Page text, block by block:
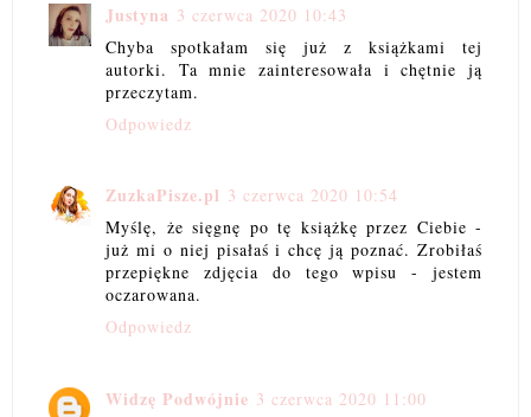
Justyna 3 czerwca 2020 10:43
Chyba spotkałam się już z książkami tej
autorki. Ta mnie zainteresowała i chętnie ją
przeczytam.
Odpowiedz
ZuzkaPisze.pl 3 czerwca 2020 10:54
Myślę, że sięgnę po tę książkę przez Ciebie -
już mi o niej pisałaś i chcę ją poznać. Zrobiłaś
przepiękne zdjęcia do tego wpisu - jestem
oczarowana.
Odpowiedz
Widzę Podwójnie 3 czerwca 2020 11:00